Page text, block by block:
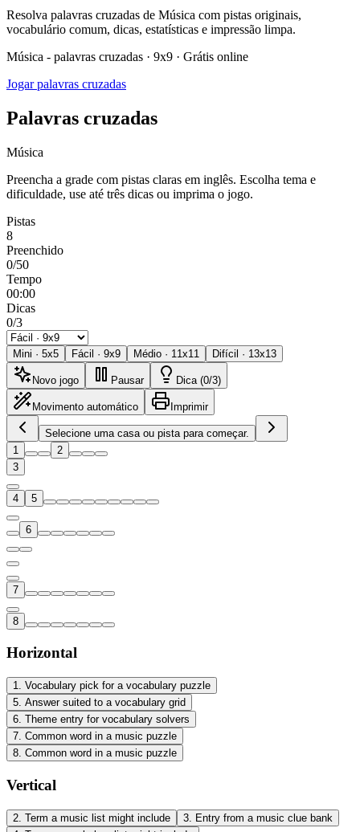
Resolva palavras cruzadas de Música com pistas originais,
vocabulário comum, dicas, estatísticas e impressão limpa.
Música - palavras cruzadas · 9x9 · Grátis online
Jogar palavras cruzadas
Palavras cruzadas
Música
Preencha a grade com pistas claras em inglês. Escolha tema e
dificuldade, use até três dicas ou imprima o jogo.
Pistas
8
Preenchido
0/50
Tempo
00:00
Dicas
0/3
Mini · 5x5 Fácil · 9x9 Médio · 11x11 Difícil · 13x13
Novo jogo Pausar Dica (0/3)
Movimento automático Imprimir
Selecione uma casa ou pista para começar.
1
2
3
4 5
6
7
8
Horizontal
1. Vocabulary pick for a vocabulary puzzle
5. Answer suited to a vocabulary grid
6. Theme entry for vocabulary solvers
7. Common word in a music puzzle
8. Common word in a music puzzle
Vertical
2 Term a music list might include 3 Entry from a music clue bank